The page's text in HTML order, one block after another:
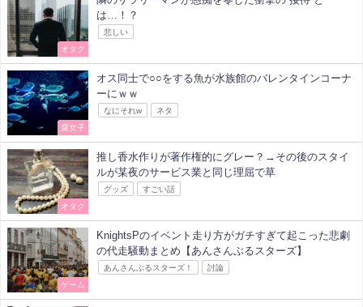
オタク
は…！？
悲しい
腐女子
オス同士で○○をする魚が水族館のバレンタインコーナ
ーにｗｗ
なにそれw ネタ
オタク
推し香水作りが著作権的にグレー？→その後のスタイ
ルが某夜のサービス業と同じ理屈で草
グッズ すごい話
ゲーム
KnightsPのイベント走り方がガチすぎて起こった悲劇
の代走騒動まとめ【あんさんぶるスターズ】
あんさんぶるスターズ！ 討論